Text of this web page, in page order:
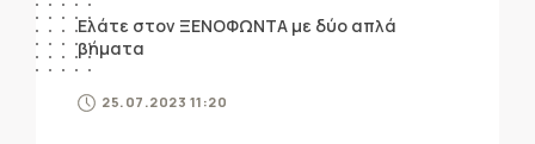
Ελάτε στον ΞΕΝΟΦΩΝΤΑ με δύο απλά
βήματα
25.07.2023 11:20